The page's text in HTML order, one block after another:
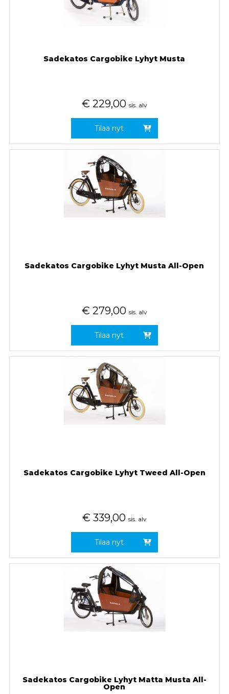
Sadekatos Cargobike Lyhyt Musta
€ 229,00 sis. alv
Tilaa nyt
Sadekatos Cargobike Lyhyt Musta All-Open
€ 279,00 sis. alv
Tilaa nyt
Sadekatos Cargobike Lyhyt Tweed All-Open
€ 339,00 sis. alv
Tilaa nyt
Sadekatos Cargobike Lyhyt Matta Musta All-
Open